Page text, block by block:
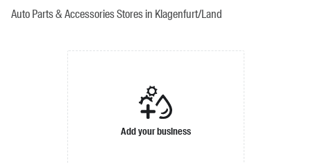
Auto Parts & Accessories Stores in Klagenfurt/Land
Add your business